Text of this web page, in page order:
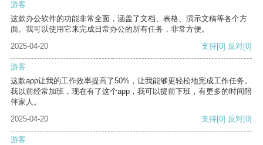
游客
这款办公软件的功能非常全面，涵盖了文档、表格、演示文稿等各个方
面。我可以使用它来完成日常办公的所有任务，非常方便。
2025-04-20
支持[0] 反对[0]
游客
这款app让我的工作效率提高了50%，让我能够更轻松地完成工作任务。
我以前经常加班，现在有了这个app，我可以提前下班，有更多的时间陪
伴家人。
2025-04-20
支持[0] 反对[0]
游客